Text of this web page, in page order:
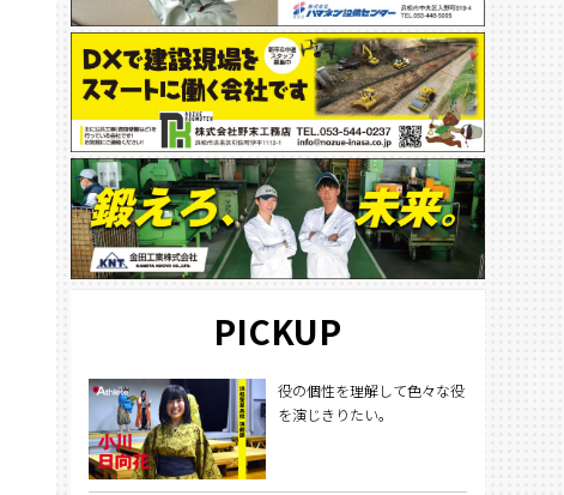
PICKUP
役の個性を理解して色々な役
を演じきりたい。